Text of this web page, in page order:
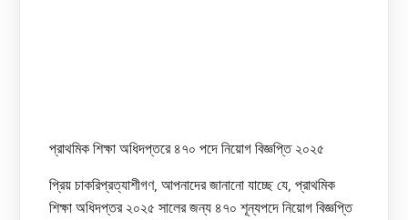
প্রাথমিক শিক্ষা অধিদপ্তরে ৪৭০ পদে নিয়োগ বিজ্ঞপ্তি ২০২৫
প্রিয় চাকরিপ্রত্যাশীগণ, আপনাদের জানানো যাচ্ছে যে, প্রাথমিক
শিক্ষা অধিদপ্তর ২০২৫ সালের জন্য ৪৭০ শূন্যপদে নিয়োগ বিজ্ঞপ্তি